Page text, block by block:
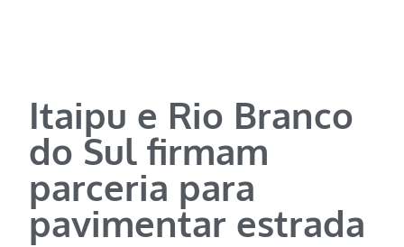
Itaipu e Rio Branco
do Sul firmam
parceria para
pavimentar estrada